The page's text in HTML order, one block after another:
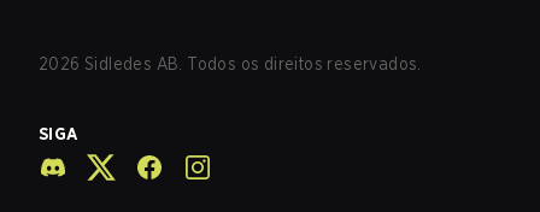
2026 Sidledes AB. Todos os direitos reservados.
SIGA